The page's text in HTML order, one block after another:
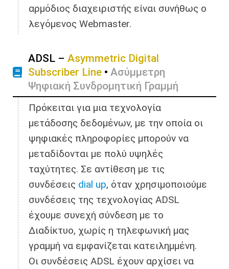
αρμόδιος διαχειριστής είναι συνήθως ο
λεγόμενος Webmaster.
ADSL – Asymmetric Digital
Subscriber Line • Ασύμμετρη
Ψηφιακή Συνδρομητική Γραμμή
Πρόκειται για μια τεχνολογία
μετάδοσης δεδομένων, με την οποία οι
ψηφιακές πληροφορίες μπορούν να
μεταδίδονται με πολύ υψηλές
ταχύτητες. Σε αντίθεση με τις
συνδέσεις dial up, όταν χρησιμοποιούμε
συνδέσεις της τεχνολογίας ADSL
έχουμε συνεχή σύνδεση με το
Διαδίκτυο, χωρίς η τηλεφωνική μας
γραμμή να εμφανίζεται κατειλημμένη.
Οι συνδέσεις ADSL έχουν αρχίσει να